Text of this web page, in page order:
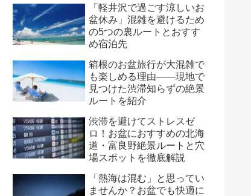
「軽井沢で過ごす涼しいお
盆休み」混雑を避けるため
の5つの裏ルートとおすす
め宿泊先
箱根のお盆旅行が大混雑で
も楽しめる理由――現地で
見つけた渋滞知らずの絶景
ルートを紹介
渋滞を避けてストレスゼ
ロ！お盆におすすめの北海
道・富良野絶景ルートと穴
場スポットを徹底解説
「熱海は混む」と思ってい
ませんか？お盆でも快適に